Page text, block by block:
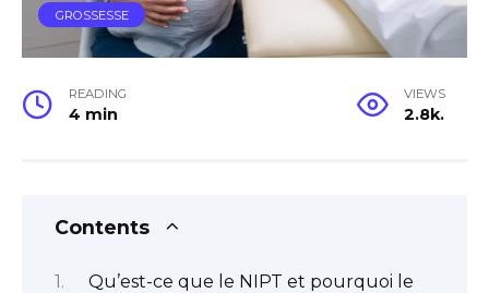
GROSSESSE
READING
4 min
VIEWS
2.8k.
Contents
Qu’est-ce que le NIPT et pourquoi le